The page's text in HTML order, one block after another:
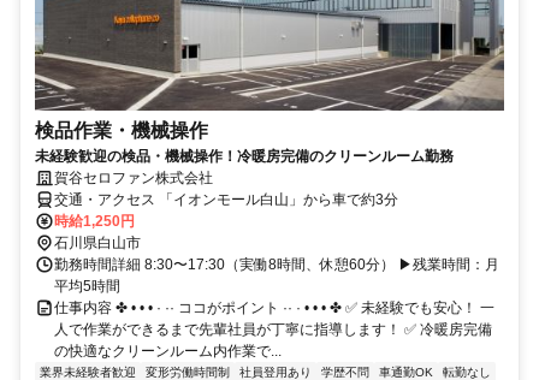
検品作業・機械操作
未経験歓迎の検品・機械操作！冷暖房完備のクリーンルーム勤務
賀谷セロファン株式会社
交通・アクセス 「イオンモール⽩⼭」から⾞で約3分
時給1,250円
石川県白山市
勤務時間詳細 8:30〜17:30（実働8時間、休憩60分） ▶︎残業時間：月
平均5時間
仕事内容 ✤ • • • · ·· ココがポイント ·· · • • • ✤ ✅ 未経験でも安心！ 一
人で作業ができるまで先輩社員が丁寧に指導します！ ✅ 冷暖房完備
の快適なクリーンルーム内作業で...
業界未経験者歓迎 変形労働時間制 社員登用あり 学歴不問 車通勤OK
転勤なし